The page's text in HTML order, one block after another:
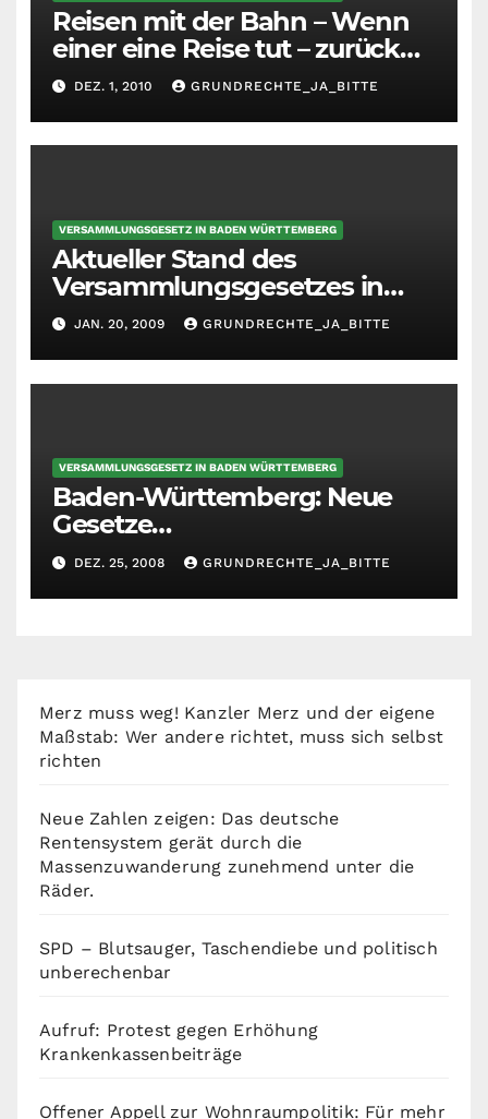
Reisen mit der Bahn – Wenn
einer eine Reise tut – zurück
ins Mittelalter
DEZ. 1, 2010 GRUNDRECHTE_JA_BITTE
VERSAMMLUNGSGESETZ IN BADEN WÜRTTEMBERG
Aktueller Stand des
Versammlungsgesetzes in
BWJAN. 20, 2009 GRUNDRECHTE_JA_BITTE
VERSAMMLUNGSGESETZ IN BADEN WÜRTTEMBERG
Baden-Württemberg: Neue
Gesetze…
DEZ. 25, 2008 GRUNDRECHTE_JA_BITTE
Merz muss weg! Kanzler Merz und der eigene
Maßstab: Wer andere richtet, muss sich selbst
richten
Neue Zahlen zeigen: Das deutsche
Rentensystem gerät durch die
Massenzuwanderung zunehmend unter die
Räder.
SPD – Blutsauger, Taschendiebe und politisch
unberechenbar
Aufruf: Protest gegen Erhöhung
Krankenkassenbeiträge
Offener Appell zur Wohnraumpolitik: Für mehr